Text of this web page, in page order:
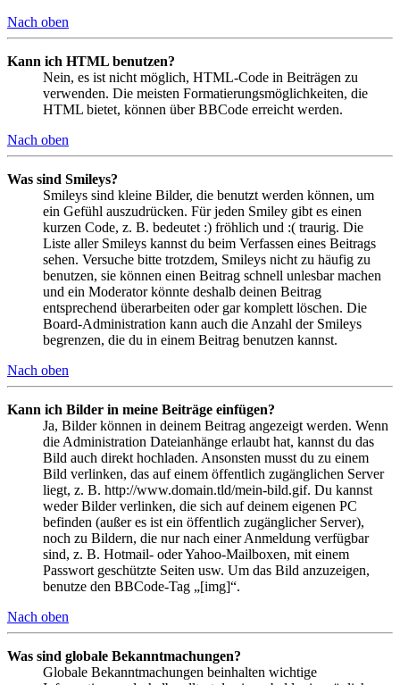
Nach oben
Kann ich HTML benutzen?
Nein, es ist nicht möglich, HTML-Code in Beiträgen zu
verwenden. Die meisten Formatierungsmöglichkeiten, die
HTML bietet, können über BBCode erreicht werden.
Nach oben
Was sind Smileys?
Smileys sind kleine Bilder, die benutzt werden können, um
ein Gefühl auszudrücken. Für jeden Smiley gibt es einen
kurzen Code, z. B. bedeutet :) fröhlich und :( traurig. Die
Liste aller Smileys kannst du beim Verfassen eines Beitrags
sehen. Versuche bitte trotzdem, Smileys nicht zu häufig zu
benutzen, sie können einen Beitrag schnell unlesbar machen
und ein Moderator könnte deshalb deinen Beitrag
entsprechend überarbeiten oder gar komplett löschen. Die
Board-Administration kann auch die Anzahl der Smileys
begrenzen, die du in einem Beitrag benutzen kannst.
Nach oben
Kann ich Bilder in meine Beiträge einfügen?
Ja, Bilder können in deinem Beitrag angezeigt werden. Wenn
die Administration Dateianhänge erlaubt hat, kannst du das
Bild auch direkt hochladen. Ansonsten musst du zu einem
Bild verlinken, das auf einem öffentlich zugänglichen Server
liegt, z. B. http://www.domain.tld/mein-bild.gif. Du kannst
weder Bilder verlinken, die sich auf deinem eigenen PC
befinden (außer es ist ein öffentlich zugänglicher Server),
noch zu Bildern, die nur nach einer Anmeldung verfügbar
sind, z. B. Hotmail- oder Yahoo-Mailboxen, mit einem
Passwort geschützte Seiten usw. Um das Bild anzuzeigen,
benutze den BBCode-Tag „[img]“.
Nach oben
Was sind globale Bekanntmachungen?
Globale Bekanntmachungen beinhalten wichtige